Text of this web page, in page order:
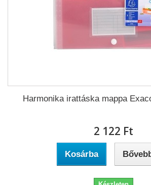
Harmonika irattáska mappa
2 122 Ft‎
Kosárba